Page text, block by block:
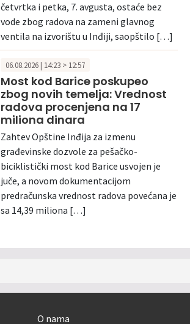
četvrtka i petka, 7. avgusta, ostaće bez
vode zbog radova na zameni glavnog
ventila na izvorištu u Inđiji, saopštilo […]
06.08.2026 | 14:23 > 12:57
Most kod Barice poskupeo
zbog novih temelja: Vrednost
radova procenjena na 17
miliona dinara
Zahtev Opštine Inđija za izmenu
građevinske dozvole za pešačko-
biciklistički most kod Barice usvojen je
juče, a novom dokumentacijom
predračunska vrednost radova povećana je
sa 14,39 miliona […]
O nama